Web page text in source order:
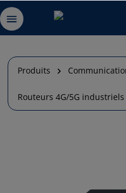
Produits
Routeurs 4G/5G industriels